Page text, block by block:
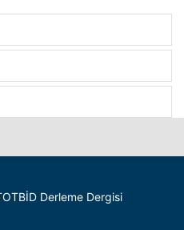
Derleme Dergisi